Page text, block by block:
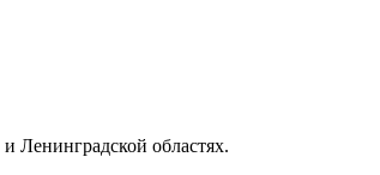
Ленинградской областях.